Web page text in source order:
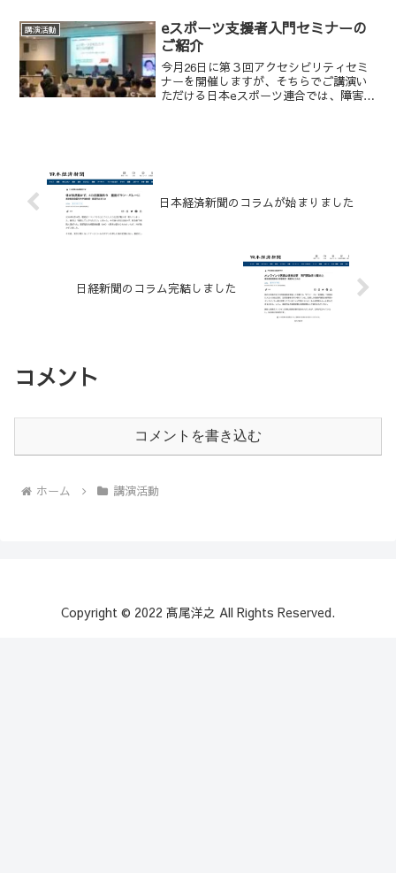
語字幕）（英語字幕）
講演活動
eスポーツ支援者入門セミナーの
ご紹介
今月26日に第３回アクセシビリティセミ
ナーを開催しますが、そちらでご講演い
ただける日本eスポーツ連合では、障害を
日本経済新聞のコラムが始まりました
日経新聞のコラム完結しました
コメント
コメントを書き込む
ホーム 講演活動
Copyright © 2022 髙尾洋之 All Rights Reserved.